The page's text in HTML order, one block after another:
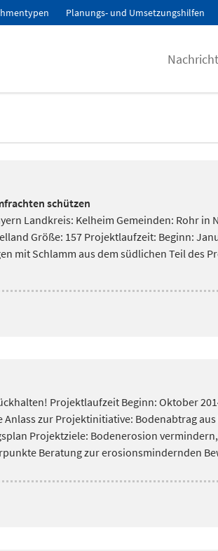
Planungs- und Umsetzungshilfen
schützen
Landkreis: Kelheim Gemeinden: Rohr in
Größe: 157 Projektlaufzeit: Beginn:
mit Schlamm aus dem südlichen Teil des
Projektlaufzeit Beginn: Oktober
Anlass zur Projektinitiative: Bodenabtrag
Projektziele: Bodenerosion
Beratung zur erosionsmindernden